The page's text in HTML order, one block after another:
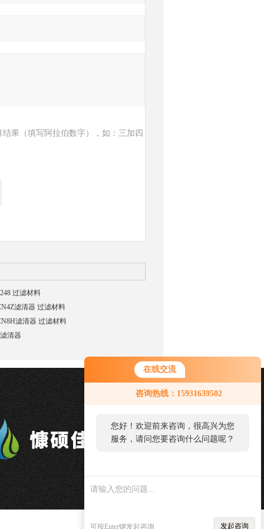
在线交流
咨询热线：15931639502
您好！欢迎前来咨询，很高兴为您
服务，请问您要咨询什么问题呢？
可按Enter键发起咨询 发起咨询
结果（填写阿拉伯数字），如：三加四
过滤材料
滤清器 过滤材料
滤清器 过滤材料
清器